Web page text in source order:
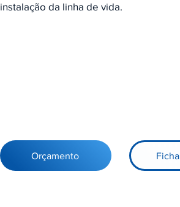
Orçamento
instalação da linha de vida.